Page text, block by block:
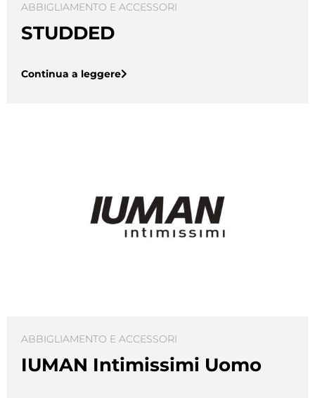
ABBIGLIAMENTO E ACCESSORI
STUDDED
Continua a leggere
ABBIGLIAMENTO E ACCESSORI
IUMAN Intimissimi Uomo